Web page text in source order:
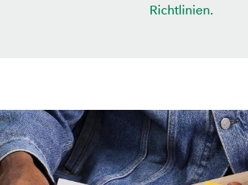
Richtlinien.